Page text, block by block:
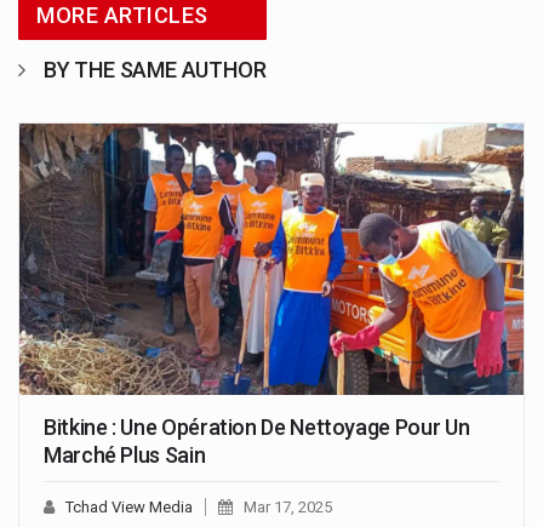
MORE ARTICLES
BY THE SAME AUTHOR
Bitkine : Une Opération De Nettoyage Pour Un
Marché Plus Sain
Tchad View Media Mar 17, 2025